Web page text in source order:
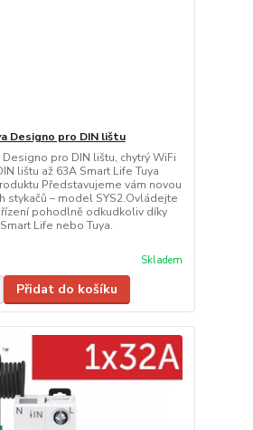
Designo pro DIN lištu
Designo pro DIN lištu, chytrý WiFi
lištu až 63A Smart Life Tuya
Představujeme vám novou
stykačů – model SYS2.Ovládejte
pohodlně odkudkoliv díky
Life nebo Tuya.
Skladem
Přidat do košíku